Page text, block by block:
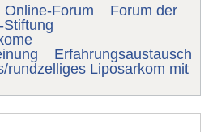
Online-Forum
Forum der
Stiftung
Erfahrungsaustausch
rundzelliges Liposarkom mit